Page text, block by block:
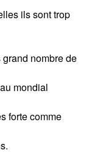
ils sont trop
nombre de
mondial
forte comme